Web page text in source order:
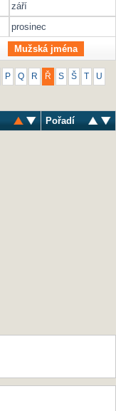
září
prosinec
Mužská jména
P Q R Ř S Š U
Pořadí